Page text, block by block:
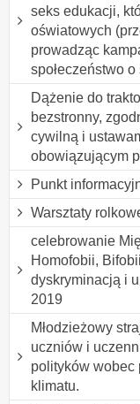
seks edukacji,
oświatowych
prowadząc
społeczeństwo o
Dążenie do
bezstronny,
cywilną i
obowiązującym
Punkt
Warsztaty
celebrowanie
Homofobii,
dyskryminacją i
2019
Młodzieżowy
uczniów i
polityków wobec
klimatu.